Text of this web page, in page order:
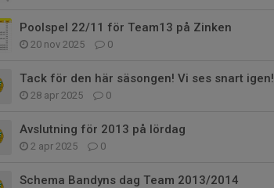
Poolspel 22/11 för Team13 på Zinken
20 nov 2025 0
Tack för den här säsongen! Vi ses snart igen!
28 apr 2025 0
Avslutning för 2013 på lördag
2 apr 2025 0
Schema Bandyns dag Team 2013/2014